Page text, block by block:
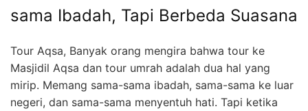
sama Ibadah, Tapi Berbeda Suasana
Tour Aqsa, Banyak orang mengira bahwa tour ke
Masjidil Aqsa dan tour umrah adalah dua hal yang
mirip. Memang sama-sama ibadah, sama-sama ke luar
negeri, dan sama-sama menyentuh hati. Tapi ketika